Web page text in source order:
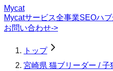
Mycat
Mycatサービス全事業SEOハブ
お問い合わせ->
トップ
宮崎県 猫ブリーダー /